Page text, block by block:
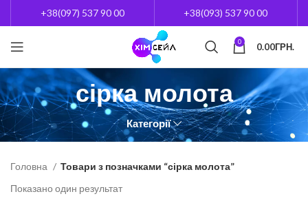
+38(097) 537 90 00 +38(093) 537 90 00
0 0.00ГРН.
сірка молота
Категорії
Головна
Товари з позначками “сірка молота”
Показано один результат